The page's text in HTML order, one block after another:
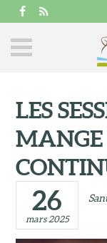
LES
26
mars 2025